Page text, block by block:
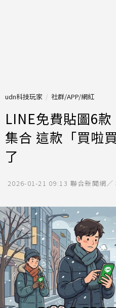
udn科技玩家 社群/APP/網紅
LINE免費貼圖6
集合 這款「買啦
了
2026-01-21 09:13 聯合新聞網／